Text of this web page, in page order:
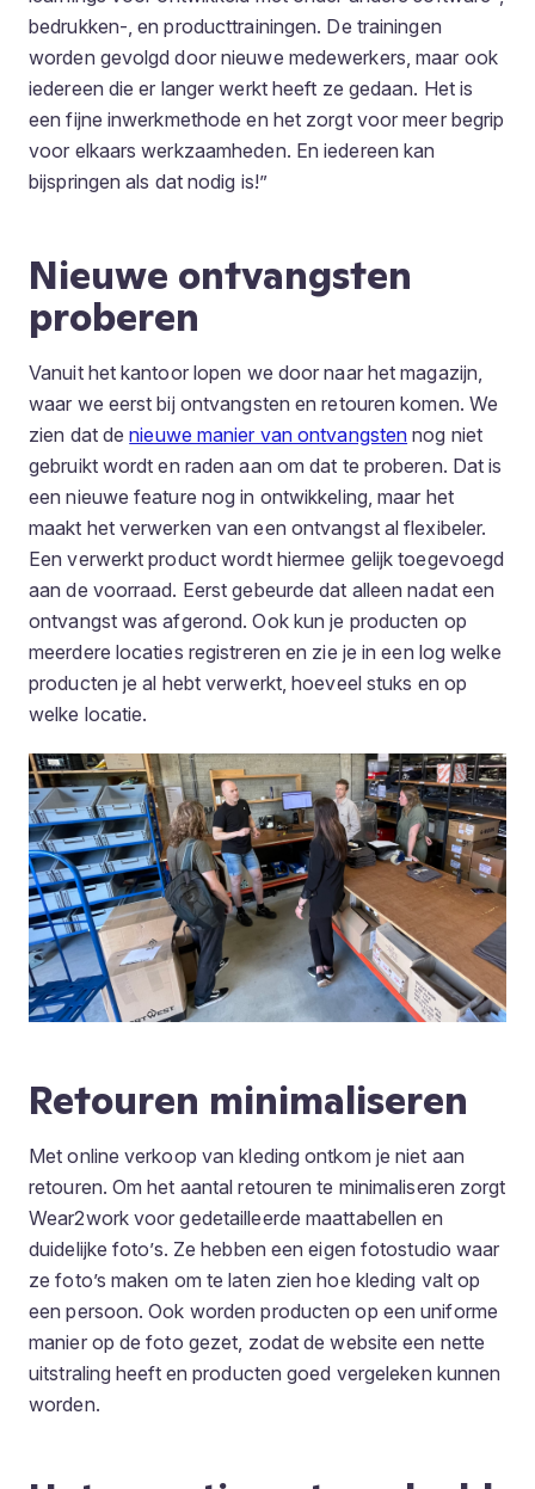
bedrukken-, en producttrainingen. De trainingen
worden gevolgd door nieuwe medewerkers, maar ook
iedereen die er langer werkt heeft ze gedaan. Het is
een fijne inwerkmethode en het zorgt voor meer begrip
voor elkaars werkzaamheden. En iedereen kan
bijspringen als dat nodig is!”
Nieuwe ontvangsten
proberen
Vanuit het kantoor lopen we door naar het magazijn,
waar we eerst bij ontvangsten en retouren komen. We
zien dat denieuwe manier van ontvangsten nog niet
gebruikt wordt en raden aan om dat te proberen. Dat is
een nieuwe feature nog in ontwikkeling, maar het
maakt het verwerken van een ontvangst al flexibeler.
Een verwerkt product wordt hiermee gelijk toegevoegd
aan de voorraad. Eerst gebeurde dat alleen nadat een
ontvangst was afgerond. Ook kun je producten op
meerdere locaties registreren en zie je in een log welke
producten je al hebt verwerkt, hoeveel stuks en op
welke locatie.
Retouren minimaliseren
Met online verkoop van kleding ontkom je niet aan
retouren. Om het aantal retouren te minimaliseren zorgt
Wear2work voor gedetailleerde maattabellen en
duidelijke foto’s. Ze hebben een eigen fotostudio waar
ze foto’s maken om te laten zien hoe kleding valt op
een persoon. Ook worden producten op een uniforme
manier op de foto gezet, zodat de website een nette
uitstraling heeft en producten goed vergeleken kunnen
worden.